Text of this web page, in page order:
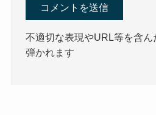
不適切な表現やURL等を含
弾かれます